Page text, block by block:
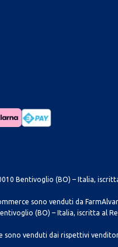
Bentivoglio (BO) – Italia,
sono venduti da
(BO) – Italia, iscritta al
venduti dai rispettivi